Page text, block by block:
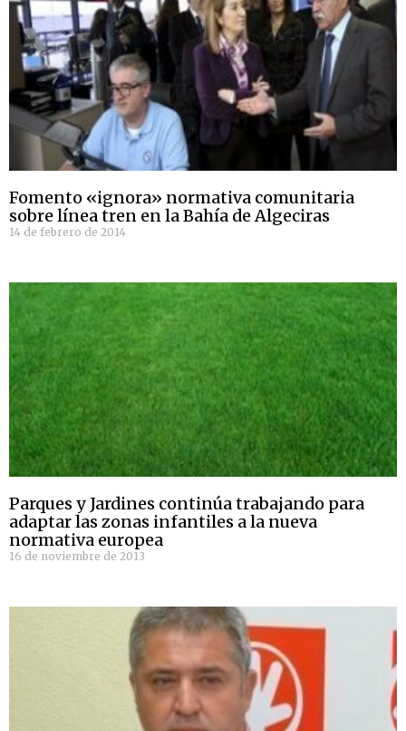
Fomento «ignora» normativa comunitaria
sobre línea tren en la Bahía de Algeciras
14 de febrero de 2014
Parques y Jardines continúa trabajando para
adaptar las zonas infantiles a la nueva
normativa europea
16 de noviembre de 2013